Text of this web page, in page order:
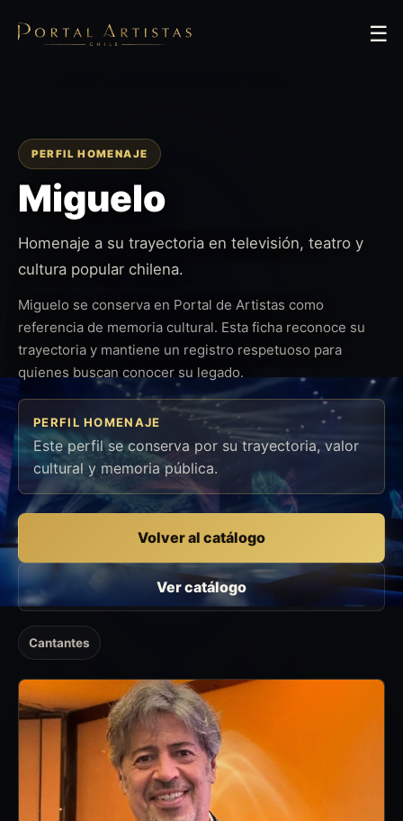
☰
PERFIL HOMENAJE
Miguelo
Homenaje a su trayectoria en televisión, teatro y
cultura popular chilena.
Miguelo se conserva en Portal de Artistas como
referencia de memoria cultural. Esta ficha reconoce su
trayectoria y mantiene un registro respetuoso para
quienes buscan conocer su legado.
PERFIL HOMENAJE
Este perfil se conserva por su trayectoria, valor
cultural y memoria pública.
Volver al catálogo
Ver catálogo
Cantantes